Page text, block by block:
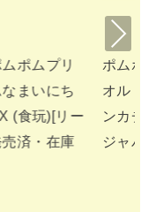
サンリオ ポムポムプ
ン トートバッグ コー
ュロイ 34203450
Nex